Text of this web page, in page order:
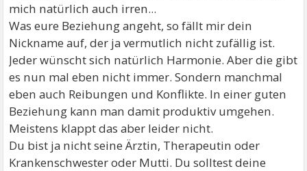
mich natürlich auch irren...
Was eure Beziehung angeht, so fällt mir dein
Nickname auf, der ja vermutlich nicht zufällig ist.
Jeder wünscht sich natürlich Harmonie. Aber die gibt
es nun mal eben nicht immer. Sondern manchmal
eben auch Reibungen und Konflikte. In einer guten
Beziehung kann man damit produktiv umgehen.
Meistens klappt das aber leider nicht.
Du bist ja nicht seine Ärztin, Therapeutin oder
Krankenschwester oder Mutti. Du solltest deine